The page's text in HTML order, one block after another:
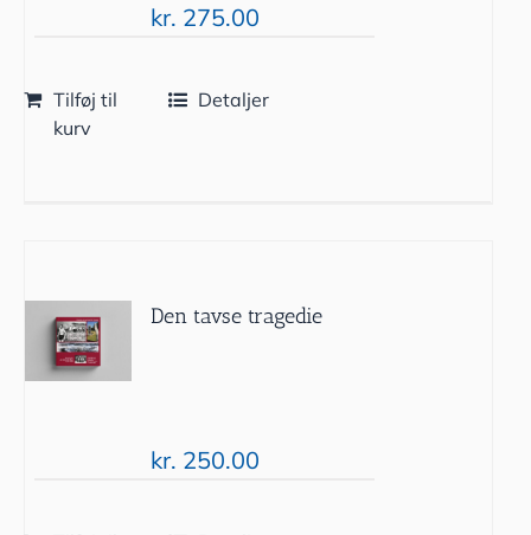
kr. 275.00
Tilføj til
kurv
Detaljer
Den tavse tragedie
kr. 250.00